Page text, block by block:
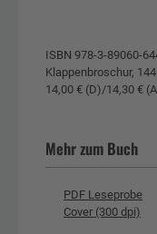
ISBN 978-3-89060-
Klappenbroschur,
14,00 € (D)/14,30 €
Mehr zum Buch
PDF Leseprobe
Cover (300 dpi)